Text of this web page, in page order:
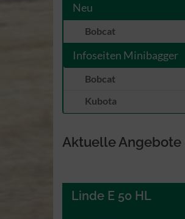
Neu
Bobcat
Infoseiten Minibagger
Bobcat
Kubota
Aktuelle Angebote
Linde E 50 HL